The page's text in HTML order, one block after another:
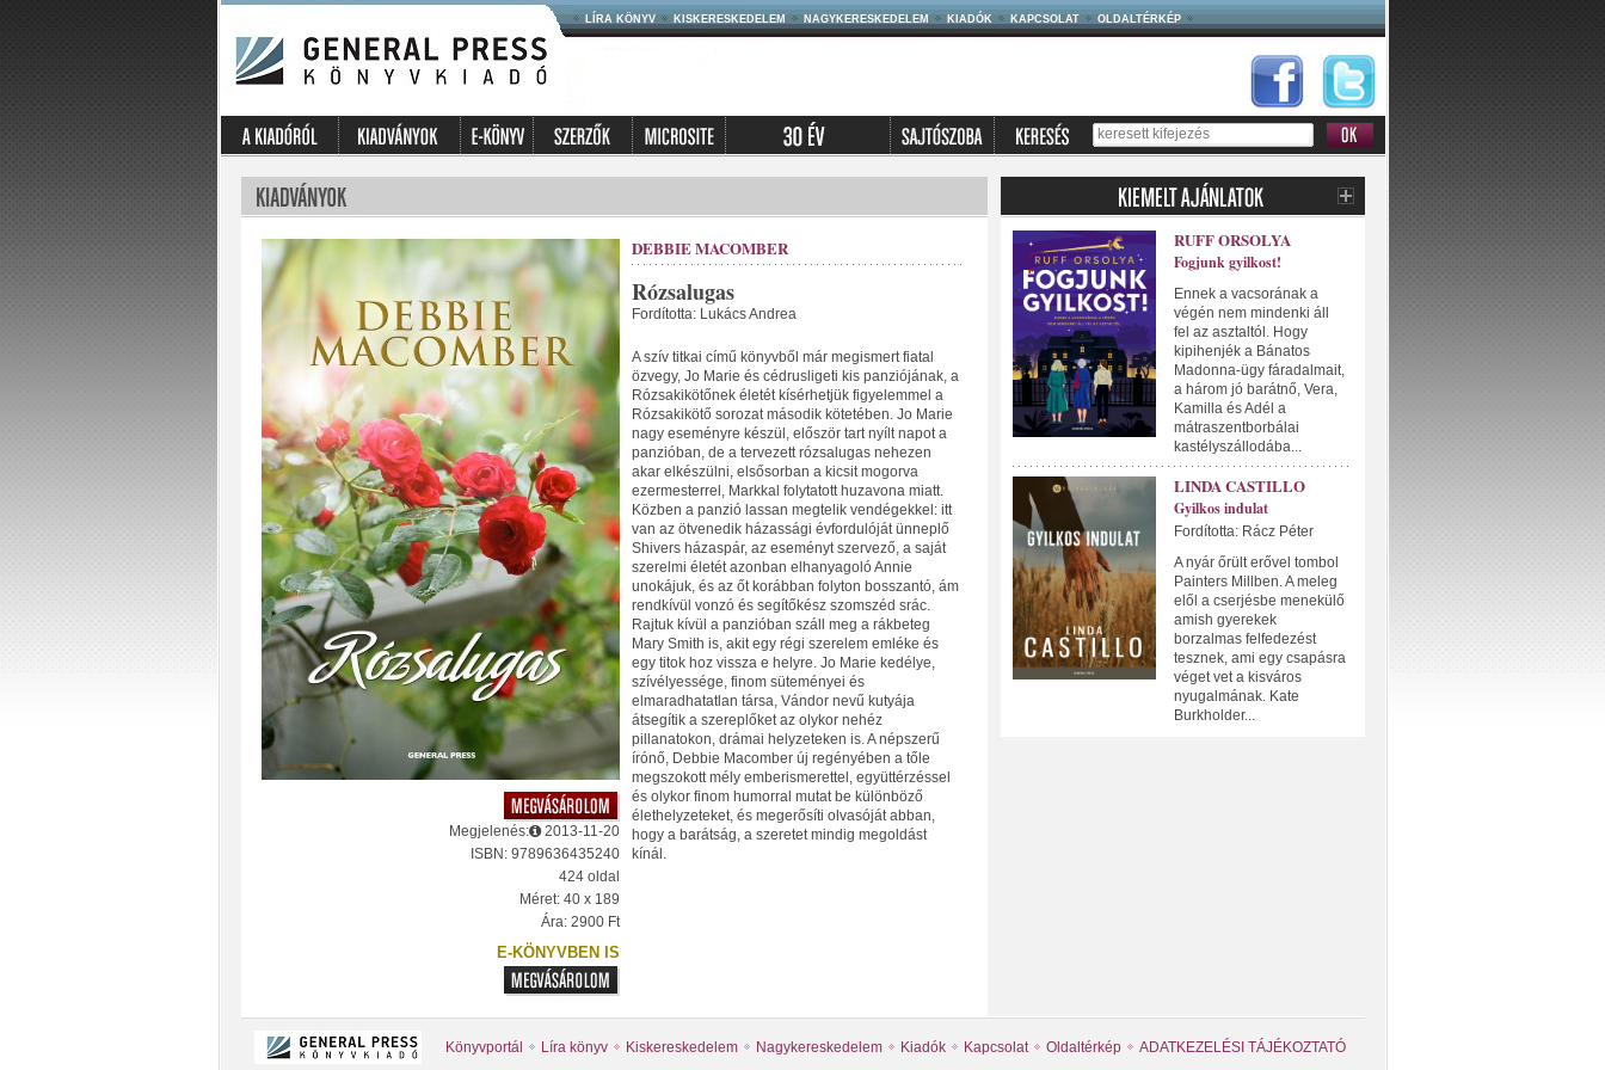
LÍRA KÖNYV KISKERESKEDELEM NAGYKERESKEDELEM KIADÓK KAPCSOLAT OLDALTÉRKÉP
Megjelenés:
2013-11-20
ISBN: 9789636435240
424 oldal
Méret: 40 x 189
Ára: 2900 Ft
E-KÖNYVBEN IS
DEBBIE MACOMBER
Rózsalugas
Fordította: Lukács Andrea
A szív titkai című könyvből már megismert fiatal
özvegy, Jo Marie és cédrusligeti kis panziójának, a
Rózsakikötőnek életét kísérhetjük figyelemmel a
Rózsakikötő sorozat második kötetében. Jo Marie
nagy eseményre készül, először tart nyílt napot a
panzióban, de a tervezett rózsalugas nehezen
akar elkészülni, elsősorban a kicsit mogorva
ezermesterrel, Markkal folytatott huzavona miatt.
Közben a panzió lassan megtelik vendégekkel: itt
van az ötvenedik házassági évfordulóját ünneplő
Shivers házaspár, az eseményt szervező, a saját
szerelmi életét azonban elhanyagoló Annie
unokájuk, és az őt korábban folyton bosszantó, ám
rendkívül vonzó és segítőkész szomszéd srác.
Rajtuk kívül a panzióban száll meg a rákbeteg
Mary Smith is, akit egy régi szerelem emléke és
egy titok hoz vissza e helyre. Jo Marie kedélye,
szívélyessége, finom süteményei és
elmaradhatatlan társa, Vándor nevű kutyája
átsegítik a szereplőket az olykor nehéz
pillanatokon, drámai helyzeteken is. A népszerű
írónő, Debbie Macomber új regényében a tőle
megszokott mély emberismerettel, együttérzéssel
és olykor finom humorral mutat be különböző
élethelyzeteket, és megerősíti olvasóját abban,
hogy a barátság, a szeretet mindig megoldást
kínál.
RUFF ORSOLYA
Fogjunk gyilkost!
Ennek a vacsorának a
végén nem mindenki áll
fel az asztaltól. Hogy
kipihenjék a Bánatos
Madonna-ügy fáradalmait,
a három jó barátnő, Vera,
Kamilla és Adél a
mátraszentborbálai
kastélyszállodába...
LINDA CASTILLO
Gyilkos indulat
Fordította: Rácz Péter
A nyár őrült erővel tombol
Painters Millben. A meleg
elől a cserjésbe menekülő
amish gyerekek
borzalmas felfedezést
tesznek, ami egy csapásra
véget vet a kisváros
nyugalmának. Kate
Burkholder...
Könyvportál Líra könyv Kiskereskedelem Nagykereskedelem Kiadók Kapcsolat Oldaltérkép ADATKEZELÉSI TÁJÉKOZTATÓ